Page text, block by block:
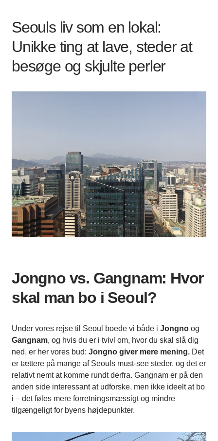
Seouls liv som en lokal:
Unikke ting at lave, steder at
besøge og skjulte perler
Jongno vs. Gangnam: Hvor
skal man bo i Seoul?
Under vores rejse til Seoul boede vi både i Jongno og
Gangnam, og hvis du er i tvivl om, hvor du skal slå dig
ned, er her vores bud: Jongno giver mere mening. Det
er tættere på mange af Seouls must-see steder, og det er
relativt nemt at komme rundt derfra. Gangnam er på den
anden side interessant at udforske, men ikke ideelt at bo
i – det føles mere forretningsmæssigt og mindre
tilgængeligt for byens højdepunkter.